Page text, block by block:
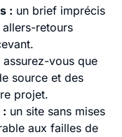
: un brief imprécis
retours
assurez-vous que
source et des
projet.
un site sans mises
aux failles de